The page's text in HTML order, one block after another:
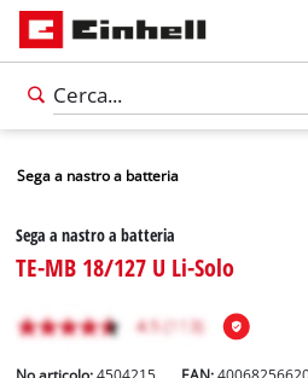
Sega a nastro a batteria
Sega a nastro a batteria
TE-MB 18/127 U Li-Solo